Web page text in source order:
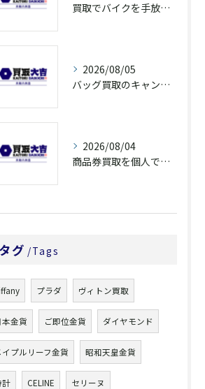
買取でバイクを手放すなら奈良県橿原市大和郡山市の高額査定ポイントを解説
2026/08/05
バッグ買取のキャンペーンで奈良県橿原市でお得に売るための条件と注意点徹底ガイド
2026/08/04
商品券買取を個人で利用する際の奈良県橿原市で知っておきたい高換金ポイント
タグ Tags
プラダ ヴィトン買取
本金貨 ご即位金貨 ダイヤモンド
イプルリーフ金貨 昭和天皇金貨
計 CELINE セリーヌ